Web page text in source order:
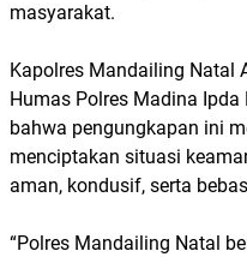
masyarakat.
Kapolres Mandailing Natal
Humas Polres Madina
bahwa pengungkapan ini
menciptakan situasi
aman, kondusif, serta
“Polres Mandailing Natal